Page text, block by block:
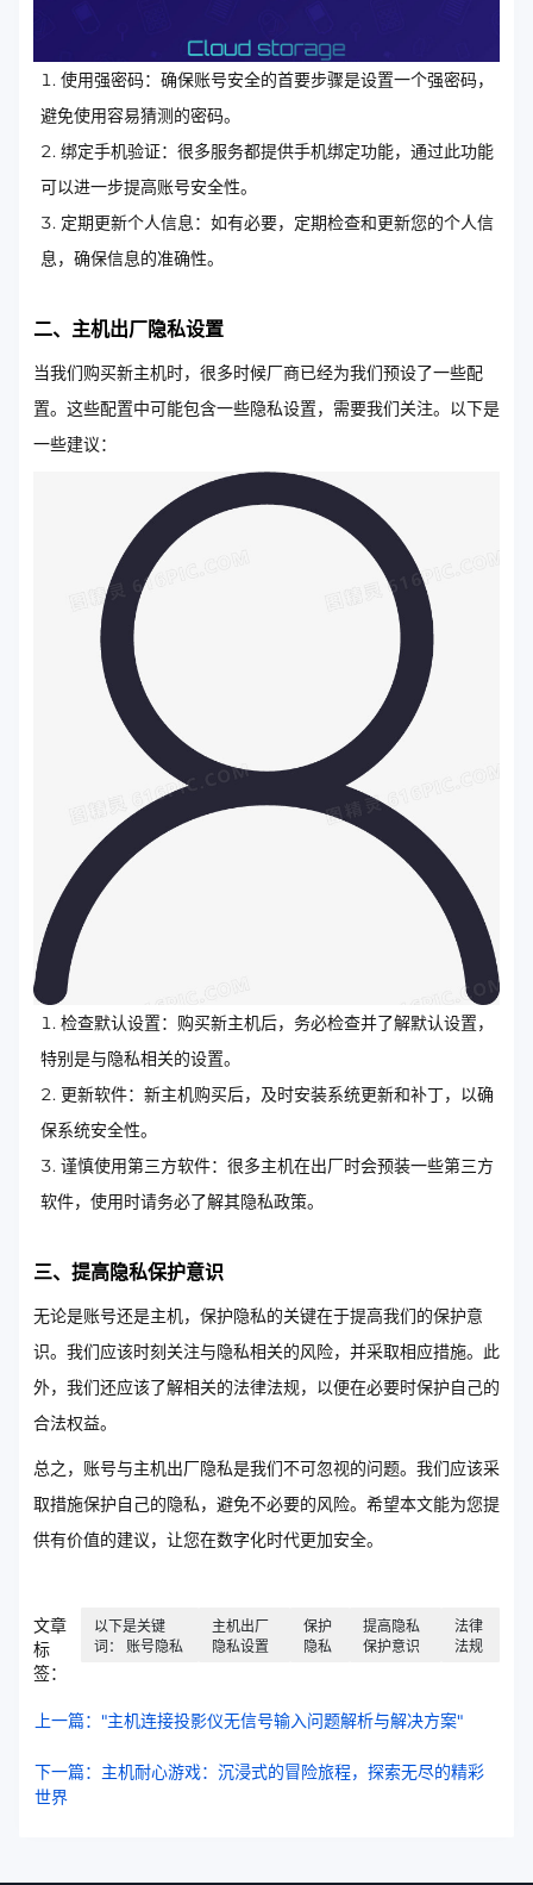
使用强密码：确保账号安全的首要步骤是设置一个强密码，
避免使用容易猜测的密码。
绑定手机验证：很多服务都提供手机绑定功能，通过此功能
可以进一步提高账号安全性。
定期更新个人信息：如有必要，定期检查和更新您的个人信
息，确保信息的准确性。
二、主机出厂隐私设置
当我们购买新主机时，很多时候厂商已经为我们预设了一些配
置。这些配置中可能包含一些隐私设置，需要我们关注。以下是
一些建议：
检查默认设置：购买新主机后，务必检查并了解默认设置，
特别是与隐私相关的设置。
更新软件：新主机购买后，及时安装系统更新和补丁，以确
保系统安全性。
谨慎使用第三方软件：很多主机在出厂时会预装一些第三方
软件，使用时请务必了解其隐私政策。
三、提高隐私保护意识
无论是账号还是主机，保护隐私的关键在于提高我们的保护意
识。我们应该时刻关注与隐私相关的风险，并采取相应措施。此
外，我们还应该了解相关的法律法规，以便在必要时保护自己的
合法权益。
总之，账号与主机出厂隐私是我们不可忽视的问题。我们应该采
取措施保护自己的隐私，避免不必要的风险。希望本文能为您提
供有价值的建议，让您在数字化时代更加安全。
文章
标
签：
以下是关键
词： 账号隐私
主机出厂
隐私设置
保护
隐私
提高隐私
保护意识
法律
法规
上一篇："主机连接投影仪无信号输入问题解析与解决方案"
下一篇：主机耐心游戏：沉浸式的冒险旅程，探索无尽的精彩
世界